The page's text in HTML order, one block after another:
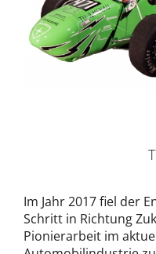
Im Jahr 2017 fiel der
Schritt in Richtung
Pionierarbeit im